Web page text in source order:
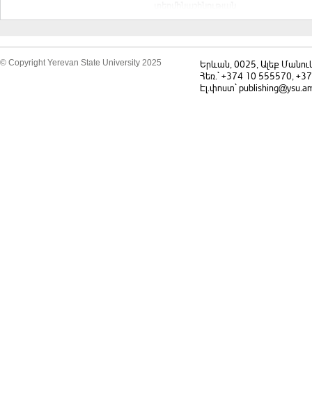
աղբյուր
© Copyright Yerevan State University 2025
Երևան, 0025, Ալեք
Հեռ.` +374 10 555570,
Էլ.փոստ`